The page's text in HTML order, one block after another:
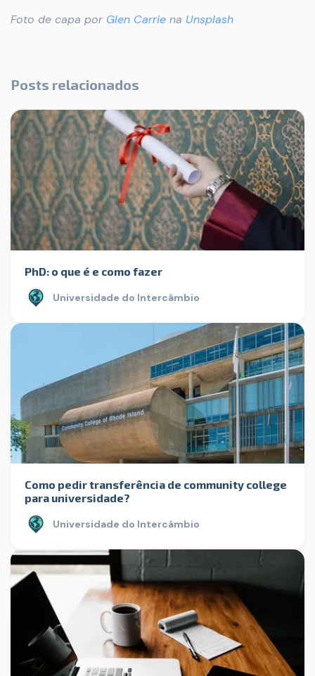
Foto de capa por Glen Carrie na Unsplash
Posts relacionados
PhD: o que é e como fazer
Universidade do Intercâmbio
Como pedir transferência de community college
para universidade?
Universidade do Intercâmbio